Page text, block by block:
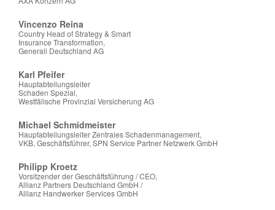
Vincenzo Reina
Country Head of Strategy & Smart
Insurance Transformation,
Generali Deutschland AG
Karl Pfeifer
Hauptabteilungsleiter
Schaden Spezial,
Westfälische Provinzial Versicherung AG
Michael Schmidmeister
Hauptabteilungsleiter Zentrales Schadenmanagement,
VKB, Geschäftsführer, SPN Service Partner Netzwerk GmbH
Philipp Kroetz
Vorsitzender der Geschäftsführung / CEO,
Allianz Partners Deutschland GmbH /
Allianz Handwerker Services GmbH